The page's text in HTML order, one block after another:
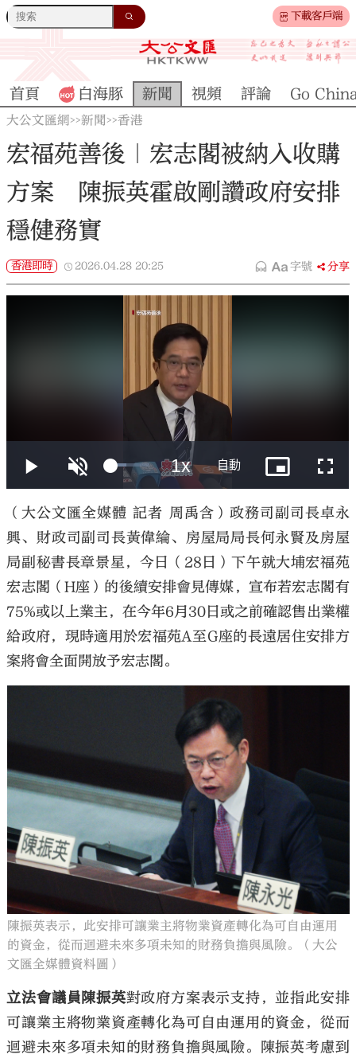
下載客戶端
大公文匯
首頁 白海豚 新聞 視頻 評論 Go
大公文匯網>>新聞>>香港
宏福苑善後｜宏志閣被納入收購
方案 陳振英霍啟剛讚政府安排
穩健務實
香港即時 2026.04.28 20:25 字號 分享
（大公文匯全媒體 記者 周禹含）政務司副司長卓永
興、財政司副司長黃偉綸、房屋局局長何永賢及房屋
局副秘書長章景星，今日（28日）下午就大埔宏福苑
宏志閣（H座）的後續安排會見傳媒，宣布若宏志閣有
75%或以上業主，在今年6月30日或之前確認售出業權
給政府，現時適用於宏福苑A至G座的長遠居住安排方
案將會全面開放予宏志閣。
陳振英表示，此安排可讓業主將物業資產轉化為可自由運用
的資金，從而迴避未來多項未知的財務負擔與風險。（大公
文匯全媒體資料圖）
立法會議員陳振英對政府方案表示支持，並指此安排
可讓業主將物業資產轉化為可自由運用的資金，從而
迴避未來多項未知的財務負擔與風險。陳振英考慮到